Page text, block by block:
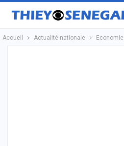
Accueil Actualité nationale Economie